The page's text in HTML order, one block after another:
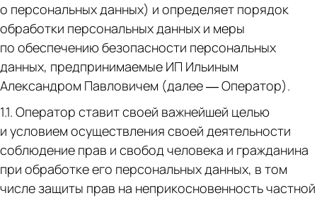
о персональных данных) и определяет порядок
обработки персональных данных и меры
по обеспечению безопасности персональных
данных, предпринимаемые ИП Ильиным
Александром Павловичем (далее — Оператор).
1.1. Оператор ставит своей важнейшей целью
и условием осуществления своей деятельности
соблюдение прав и свобод человека и гражданина
при обработке его персональных данных, в том
числе защиты прав на неприкосновенность частной